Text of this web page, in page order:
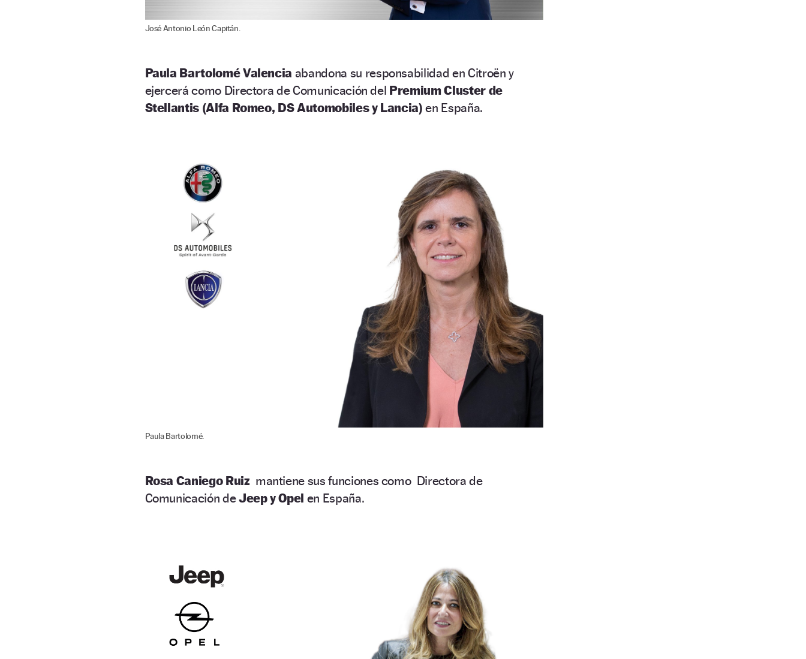
José Antonio León Capitán.
Paula Bartolomé Valencia abandona su responsabilidad en Citroën y
ejercerá como Directora de Comunicación del Premium Cluster de
Stellantis (Alfa Romeo, DS Automobiles y Lancia)en España.
Paula Bartolomé.
Rosa Caniego Ruiz mantiene sus funciones como Directora de
Comunicación deJeep y Opel en España.